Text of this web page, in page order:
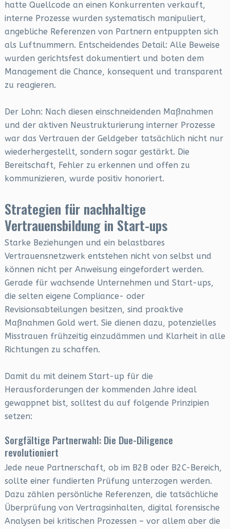
hatte Quellcode an einen Konkurrenten verkauft,
interne Prozesse wurden systematisch manipuliert,
angebliche Referenzen von Partnern entpuppten sich
als Luftnummern. Entscheidendes Detail: Alle Beweise
wurden gerichtsfest dokumentiert und boten dem
Management die Chance, konsequent und transparent
zu reagieren.
Der Lohn: Nach diesen einschneidenden Maßnahmen
und der aktiven Neustrukturierung interner Prozesse
war das Vertrauen der Geldgeber tatsächlich nicht nur
wiederhergestellt, sondern sogar gestärkt. Die
Bereitschaft, Fehler zu erkennen und offen zu
kommunizieren, wurde positiv honoriert.
Strategien für nachhaltige
Vertrauensbildung in Start-ups
Starke Beziehungen und ein belastbares
Vertrauensnetzwerk entstehen nicht von selbst und
können nicht per Anweisung eingefordert werden.
Gerade für wachsende Unternehmen und Start-ups,
die selten eigene Compliance- oder
Revisionsabteilungen besitzen, sind proaktive
Maßnahmen Gold wert. Sie dienen dazu, potenzielles
Misstrauen frühzeitig einzudämmen und Klarheit in alle
Richtungen zu schaffen.
Damit du mit deinem Start-up für die
Herausforderungen der kommenden Jahre ideal
gewappnet bist, solltest du auf folgende Prinzipien
setzen:
Sorgfältige Partnerwahl: Die Due-Diligence
revolutioniert
Jede neue Partnerschaft, ob im B2B oder B2C-Bereich,
sollte einer fundierten Prüfung unterzogen werden.
Dazu zählen persönliche Referenzen, die tatsächliche
Überprüfung von Vertragsinhalten, digital forensische
Analysen bei kritischen Prozessen – vor allem aber die